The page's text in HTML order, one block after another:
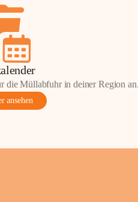
die Müllabfuhr in deiner Region
ansehen